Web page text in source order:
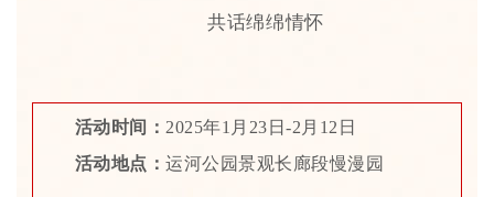
共话绵绵情怀
活动时间： 2025年1月23日-2月12日
活动地点：运河公园景观长廊段慢漫园